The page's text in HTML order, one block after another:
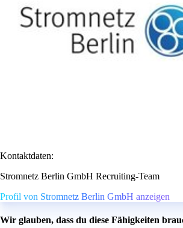
Kontaktdaten:
Stromnetz Berlin GmbH Recruiting-Team
Profil von Stromnetz Berlin GmbH anzeigen
Wir glauben, dass du diese Fähigkeiten